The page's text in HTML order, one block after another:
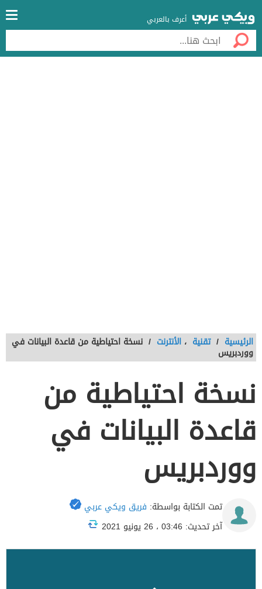
أعرف بالعربي
الرئيسية / تقنية ، الأنترنت / نسخة احتياطية من قاعدة البيانات في
ووردبريس
نسخة احتياطية من
قاعدة البيانات في
ووردبريس
تمت الكتابة بواسطة: فريق ويكي عربي
آخر تحديث: 03:46 ، 26 يونيو 2021